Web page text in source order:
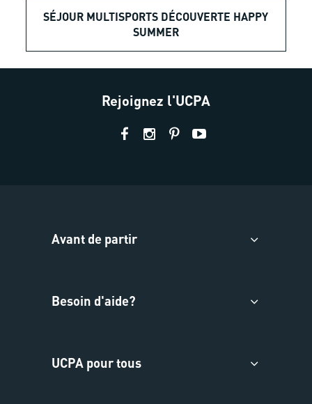
SÉJOUR MULTISPORTS DÉCOUVERTE HAPPY
SUMMER
Rejoignez l'UCPA
Avant de partir
Besoin d'aide?
UCPA pour tous